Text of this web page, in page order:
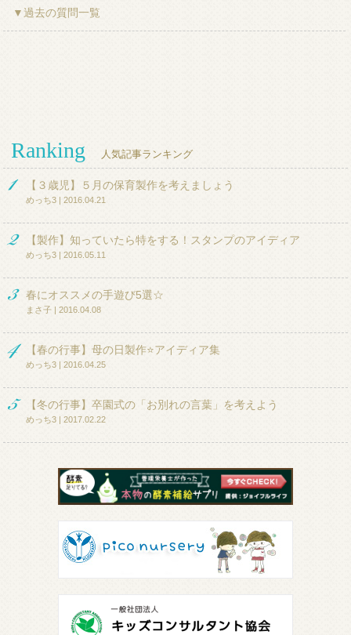
▼過去の質問一覧
Ranking 人気記事ランキング
【３歳児】５月の保育製作を考えましょう
めっち3 | 2016.04.21
【製作】知っていたら特をする！スタンプのアイディア
めっち3 | 2016.05.11
春にオススメの手遊び5選☆
まさ子 | 2016.04.08
【春の行事】母の日製作⭐アイディア集
めっち3 | 2016.04.25
【冬の行事】卒園式の「お別れの言葉」を考えよう
めっち3 | 2017.02.22